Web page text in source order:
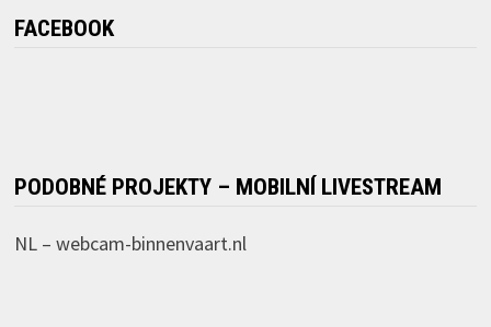
FACEBOOK
PODOBNÉ PROJEKTY – MOBILNÍ LIVESTREAM
NL – webcam-binnenvaart.nl